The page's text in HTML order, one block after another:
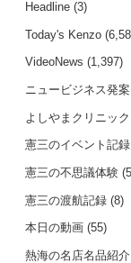
Headline (3)
Today's Kenzo
VideoNews (1,397)
ニュービジネス発案
よしやまクリニック
憲三のイベント記録
憲三の不思議体験
憲三の渡航記録 (8)
本日の動画 (55)
熱海の名店名品紹介